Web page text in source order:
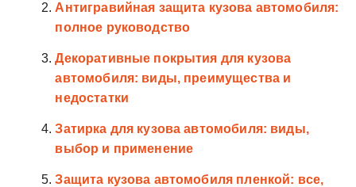
Антигравийная защита кузова автомобиля:
полное руководство
Декоративные покрытия для кузова
автомобиля: виды, преимущества и
недостатки
Затирка для кузова автомобиля: виды,
выбор и применение
Защита кузова автомобиля пленкой: все,